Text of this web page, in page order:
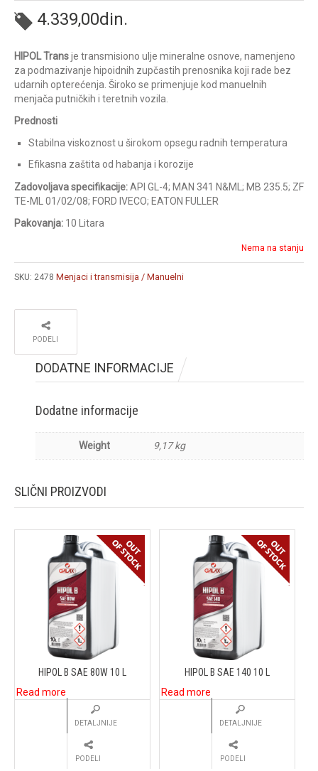
4.339,00din.
HIPOL Transje transmisiono ulje mineralne osnove, namenjeno
za podmazivanje hipoidnih zupčastih prenosnika koji rade bez
udarnih opterećenja. Široko se primenjuje kod manuelnih
menjača putničkih i teretnih vozila.
Prednosti
Stabilna viskoznost u širokom opsegu radnih temperatura
Efikasna zaštita od habanja i korozije
Zadovoljava specifikacije:API GL-4; MAN 341 N&ML; MB 235.5; ZF
TE-ML 01/02/08; FORD IVECO; EATON FULLER
Pakovanja: 10 Litara
Nema na stanju
SKU: 2478 Menjaci i transmisija / Manuelni
PODELI
DODATNE INFORMACIJE
Dodatne informacije
Weight 9,17 kg
SLIČNI PROIZVODI
HIPOL B SAE 80W 10 L
Read more
DETALJNIJE
PODELI
HIPOL B SAE 140 10 L
Read more
DETALJNIJE
PODELI